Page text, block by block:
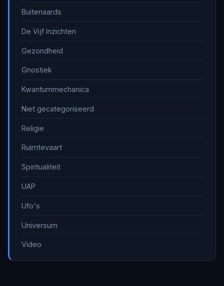
Buitenaards
De Vijf Inzichten
Gezondheid
Gnostiek
Kwantummechanica
Niet gecategoriseerd
Religie
Ruimtevaart
Spiritualiteit
UAP
Ufo's
Universum
Video